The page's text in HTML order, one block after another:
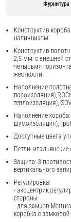
Фурнитура
Конструктив
наличником.
Конструктив
2,5 мм. с внешней
четырьмя
жесткости.
Наполнение
Наполнение короба:
Доступные цвета
Петли:
Защита: 3
вертикального
Регулировка:
- эксцентрик
стороны.
- для замков
коробка с замковой